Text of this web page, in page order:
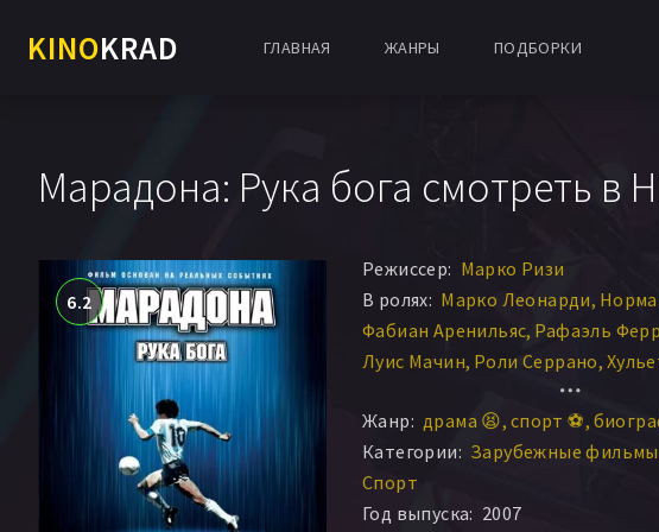
KINOKRAD ГЛАВНАЯ ЖАНРЫ ПОДБОРКИ
Марадона: Рука бога смотреть в
6.2
Режиссер: Марко Ризи
В ролях: Марко Леонарди
Фабиан Аренильяс Рафаэль
Луис Мачин Роли Серрано
Хуан Лейрадо
Эмильяно Кашка Лукас Эскарис
Габриела Косерес Пьетро
Джованни Морьелло
Хавьер Де Ла Вега
Жанр: драма 😫 спорт ⚽
Категории: Зарубежные фильмы
Спорт
Год выпуска: 2007